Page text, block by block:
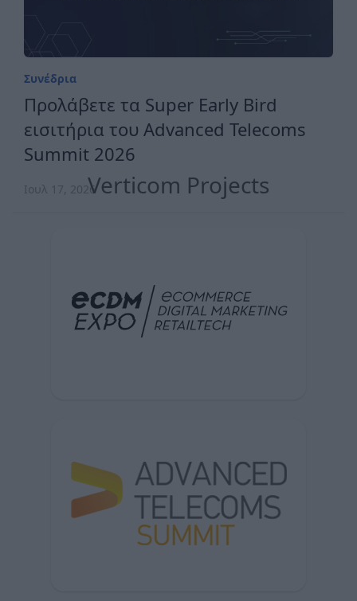
Συνέδρια
Προλάβετε τα Super Early Bird
εισιτήρια του Advanced Telecoms
Summit 2026
Ιουλ 17, 2026Verticom Projects